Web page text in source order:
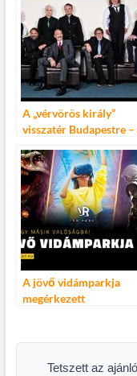
A „vérvörös király”
visszatér Budapestre –
Crimson!
A jövő vidámparkja
megérkezett
Tetszett az